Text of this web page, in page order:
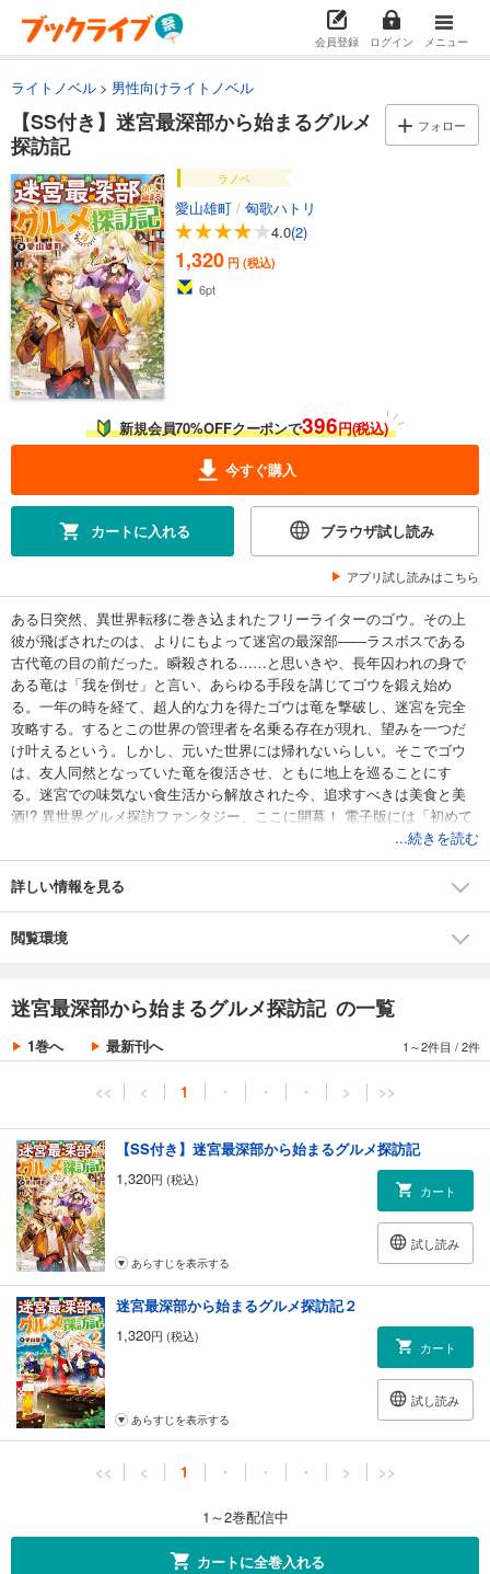
会員登録 ログイン メニュー
ライトノベル 男性向けライトノベル
【SS付き】迷宮最深部から始まるグルメ
探訪記
フォロー
ラノベ
愛山雄町 / 匈歌ハトリ
4.0(2)
1,320 円 (税込)
6pt
新規会員70%OFFクーポンで396円(税込)
今すぐ購入
カートに入れる ブラウザ試し読み
アプリ試し読みはこちら
ある日突然、異世界転移に巻き込まれたフリーライターのゴウ。その上
彼が飛ばされたのは、よりにもよって迷宮の最深部――ラスボスである
古代竜の目の前だった。瞬殺される……と思いきや、長年囚われの身で
ある竜は「我を倒せ」と言い、あらゆる手段を講じてゴウを鍛え始め
る。一年の時を経て、超人的な力を得たゴウは竜を撃破し、迷宮を完全
攻略する。するとこの世界の管理者を名乗る存在が現れ、望みを一つだ
け叶えるという。しかし、元いた世界には帰れないらしい。そこでゴウ
は、友人同然となっていた竜を復活させ、ともに地上を巡ることにす
る。迷宮での味気ない食生活から解放された今、追求すべきは美食と美
酒!? 異世界グルメ探訪ファンタジー、ここに開幕！ 電子版には「初めて
...続きを読む
詳しい情報を見る
閲覧環境
迷宮最深部から始まるグルメ探訪記 の一覧
1巻へ 最新刊へ 1～2件目 /2件
<< < 1 ・ ・ ・ > >>
【SS付き】迷宮最深部から始まるグルメ探訪記
1,320円 (税込)
カート
試し読み
あらすじを表示する
迷宮最深部から始まるグルメ探訪記２
1,320円 (税込)
カート
試し読み
あらすじを表示する
<< < 1 ・ ・ ・ > >>
1～2巻配信中
カートに全巻入れる